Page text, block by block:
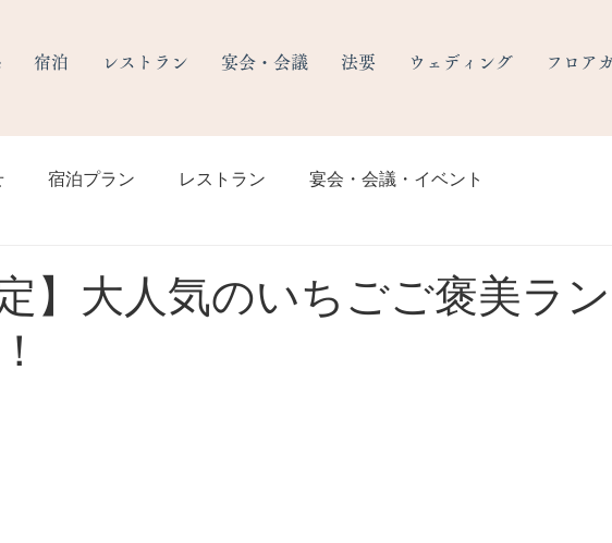
宿泊 レストラン 宴会・会議 法要 ウェディング フロア
宿泊プラン レストラン 宴会・会議・イベント
】大人気のいちごご褒美ラン